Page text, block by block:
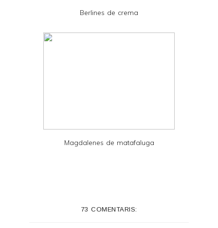
Berlines de crema
Magdalenes de matafaluga
73 COMENTARIS: